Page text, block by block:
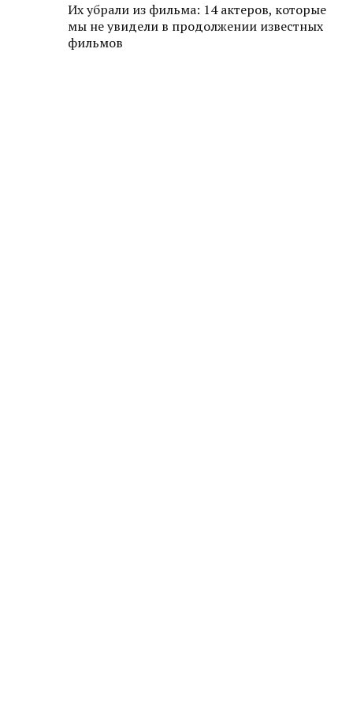
Их убрали из фильма: 14 актеров, которые
мы не увидели в продолжении известных
фильмов